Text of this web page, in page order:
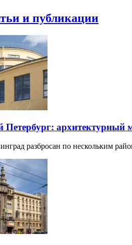
и публикации
Петербург: архитектурный
разбросан по нескольким